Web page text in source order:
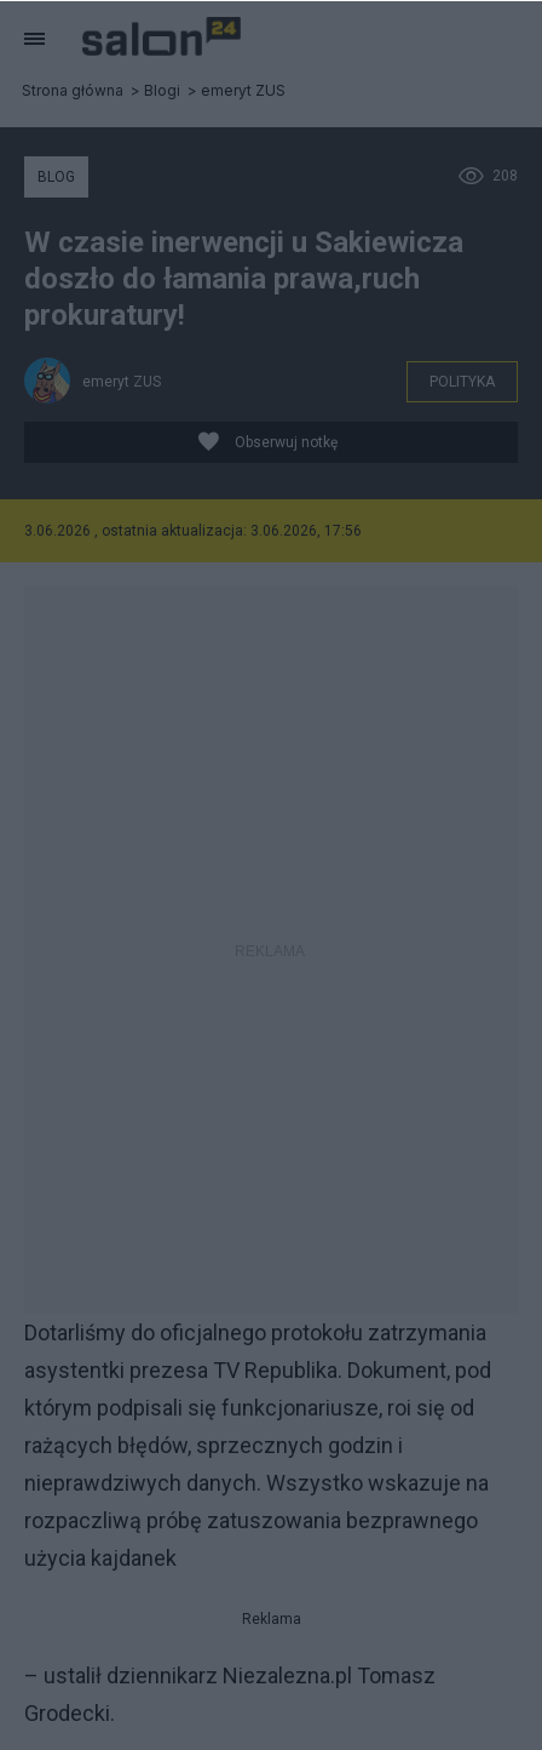
Strona główna Blogi emeryt ZUS
208
BLOG
W czasie inerwencji u Sakiewicza
doszło do łamania prawa,ruch
prokuratury!
emeryt ZUS POLITYKA
Obserwuj notkę
3.06.2026 , ostatnia aktualizacja: 3.06.2026, 17:56
Dotarliśmy do oficjalnego protokołu zatrzymania
asystentki prezesa TV Republika. Dokument, pod
którym podpisali się funkcjonariusze, roi się od
rażących błędów, sprzecznych godzin i
nieprawdziwych danych. Wszystko wskazuje na
rozpaczliwą próbę zatuszowania bezprawnego
użycia kajdanek
Reklama
– ustalił dziennikarz Niezalezna.pl Tomasz
Grodecki.